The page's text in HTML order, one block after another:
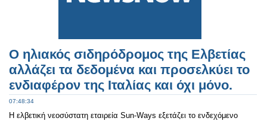
Ο ηλιακός σιδηρόδρομος της Ελβετίας
αλλάζει τα δεδομένα και προσελκύει το
ενδιαφέρον της Ιταλίας και όχι μόνο.
07:48:34
Η ελβετική νεοσύστατη εταιρεία Sun-Ways εξετάζει το ενδεχόμενο